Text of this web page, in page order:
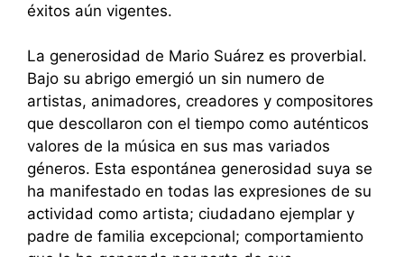
éxitos aún vigentes.
La generosidad de Mario Suárez es proverbial.
Bajo su abrigo emergió un sin numero de
artistas, animadores, creadores y compositores
que descollaron con el tiempo como auténticos
valores de la música en sus mas variados
géneros. Esta espontánea generosidad suya se
ha manifestado en todas las expresiones de su
actividad como artista; ciudadano ejemplar y
padre de familia excepcional; comportamiento